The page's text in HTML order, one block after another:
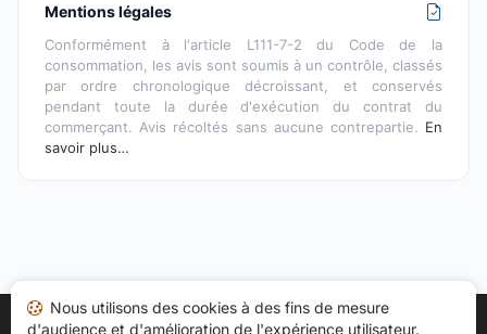
Mentions légales
Conformément à l'article L111-7-2 du Code de la
consommation, les avis sont soumis à un contrôle, classés
par ordre chronologique décroissant, et conservés
pendant toute la durée d'exécution du contrat du
commerçant. Avis récoltés sans aucune contrepartie. En
savoir plus…
Nous utilisons des cookies à des fins de mesure
d'audience et d'amélioration de l'expérience utilisateur.